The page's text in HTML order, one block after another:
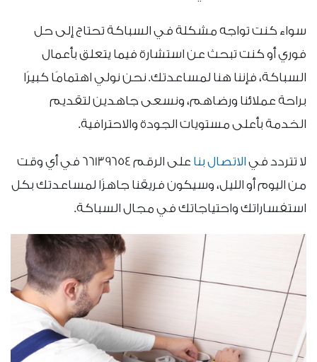
سواء كنت تواجه مشكلة في السباكة تحتاج إلى حل
فوري أو كنت تبحث عن استشارة فيما يتعلق بأعمال
السباكة، فإننا هنا لمساعدتك. نحن نولي اهتمامًا كبيرًا
براحة عملائنا ورضاهم، ونسعى جاهدين لتقديم
الخدمة بأعلى مستويات الجودة والاحترافية.
لا تتردد في الاتصال بنا
على الرقم 66139654 في أي وقت
من اليوم أو الليل، وسيكون فريقنا جاهزًا لمساعدتك بكل
استفساراتك واحتياجاتك في مجال السباكة.